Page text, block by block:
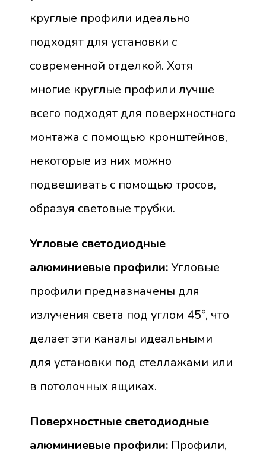
круглые профили идеально
подходят для установки с
современной отделкой. Хотя
многие круглые профили лучше
всего подходят для поверхностного
монтажа с помощью кронштейнов,
некоторые из них можно
подвешивать с помощью тросов,
образуя световые трубки.
Угловые светодиодные
алюминиевые профили:Угловые
профили предназначены для
излучения света под углом 45°, что
делает эти каналы идеальными
для установки под стеллажами или
в потолочных ящиках.
Поверхностные светодиодные
алюминиевые профили: Профили,